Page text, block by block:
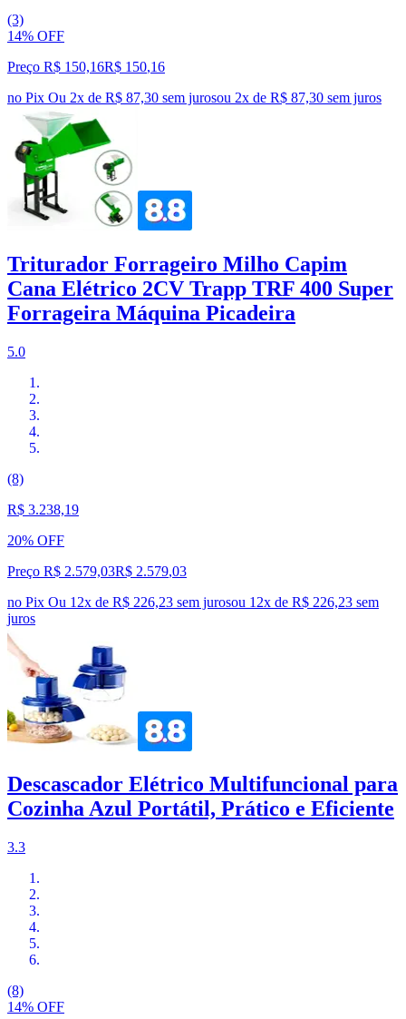
(3)
14% OFF
Preço R$ 150,16R$ 150,16
no Pix Ou 2x de R$ 87,30 sem jurosou 2x de R$ 87,30 sem juros
Triturador Forrageiro Milho Capim
Cana Elétrico 2CV Trapp TRF 400 Super
Forrageira Máquina Picadeira
5.0
(8)
R$ 3.238,19
20% OFF
Preço R$ 2.579,03R$ 2.579,03
no Pix Ou 12x de R$ 226,23 sem jurosou 12x de R$ 226,23 sem
juros
Descascador Elétrico Multifuncional para
Cozinha Azul Portátil, Prático e Eficiente
3.3
(8)
14% OFF